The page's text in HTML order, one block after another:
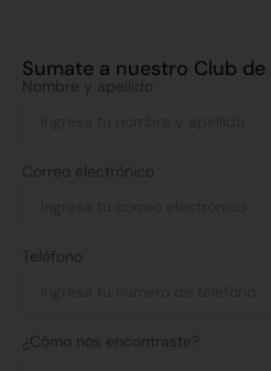
Sumate a nuestro Club
Nombre y apellido
Correo electrónico
Teléfono
¿Cómo nos encontraste?